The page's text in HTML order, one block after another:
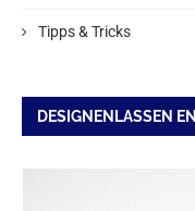
Tipps & Tricks
DESIGNENLASSEN